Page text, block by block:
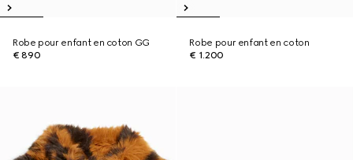
Robe pour enfant en coton GG
€ 890
Robe pour enfant en coton
€ 1.200